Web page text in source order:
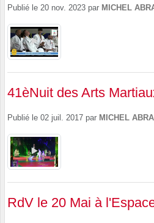
Publié le 20 nov. 2023 par MICHEL
41èNuit des Arts
Publié le 02 juil. 2017 par MICHEL
RdV le 20 Mai à